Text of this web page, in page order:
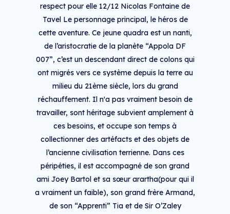
respect pour elle 12/12 Nicolas Fontaine de
Tavel Le personnage principal, le héros de
cette aventure. Ce jeune quadra est un nanti,
de l’aristocratie de la planète “Appola DF
007”, c’est un descendant direct de colons qui
ont migrés vers ce système depuis la terre au
milieu du 21ème siècle, lors du grand
réchauffement. Il n'a pas vraiment besoin de
travailler, sont héritage subvient amplement à
ces besoins, et occupe son temps à
collectionner des artéfacts et des objets de
l’ancienne civilisation terrienne. Dans ces
péripéties, il est accompagné de son grand
ami Joey Bartol et sa sœur arartha(pour qui il
a vraiment un faible), son grand frère Armand,
de son “Apprenti” Tia et de Sir O’Zaley